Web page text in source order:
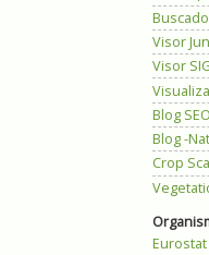
Visor
Visor
Blog
Blog -
Crop